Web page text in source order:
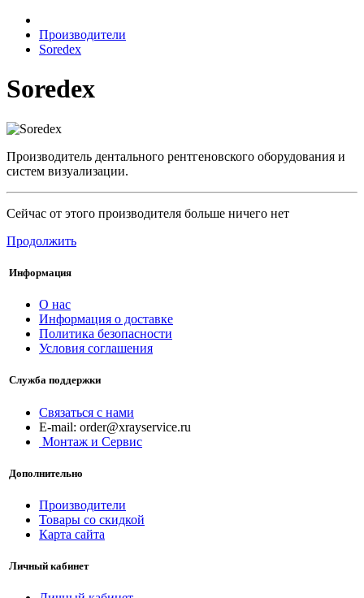
Производители
Soredex
Soredex
Производитель дентального рентгеновского оборудования и
систем визуализации.
Сейчас от этого производителя больше ничего нет
Продолжить
Информация
О нас
Информация о доставке
Политика безопасности
Условия соглашения
Служба поддержки
Связаться с нами
ur.ecivresyarx@redro :liam-E
Монтаж и Сервис
Дополнительно
Производители
Товары со скидкой
Карта сайта
Личный кабинет